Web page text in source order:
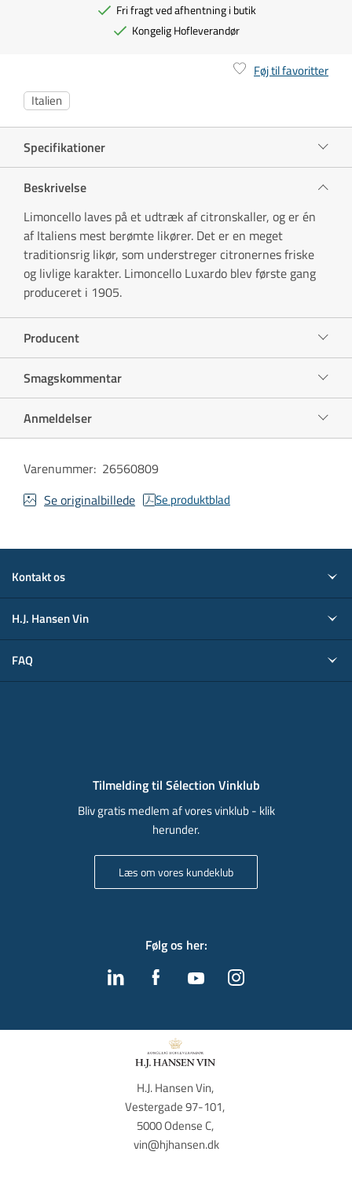
Fri fragt ved afhentning i butik
Kongelig Hofleverandør
Føj til favoritter
Italien
Specifikationer
Beskrivelse
Limoncello laves på et udtræk af citronskaller, og er én
af Italiens mest berømte likører. Det er en meget
traditionsrig likør, som understreger citronernes friske
og livlige karakter. Limoncello Luxardo blev første gang
produceret i 1905.
Producent
Smagskommentar
Anmeldelser
Varenummer: 26560809
Se originalbillede
Se produktblad
Kontakt os
H.J. Hansen Vin
FAQ
Tilmelding til Sélection Vinklub
Bliv gratis medlem af vores vinklub - klik
herunder.
Læs om vores kundeklub
Følg os her:
H.J. Hansen Vin,
Vestergade 97-101,
5000 Odense C,
vin@hjhansen.dk